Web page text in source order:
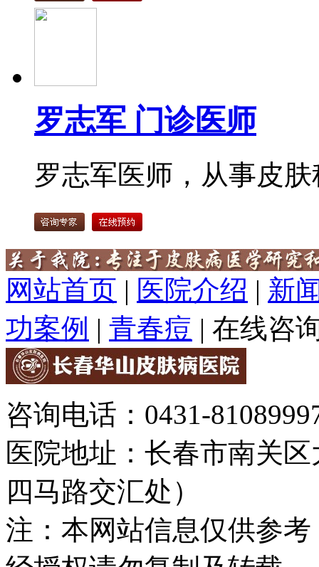
罗志军 门诊医师
罗志军医师，从事皮
网站首页 | 医院介绍 | 新
功案例 | 青春痘 | 在线咨
咨询电话：0431-
医院地址：长春市南关
四马路交汇处）
注：本网站信息仅供参